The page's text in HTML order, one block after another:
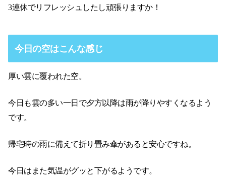
3連休でリフレッシュしたし頑張りますか！
今日の空はこんな感じ
厚い雲に覆われた空。
今日も雲の多い一日で夕方以降は雨が降りやすくなるよう
です。
帰宅時の雨に備えて折り畳み傘があると安心ですね。
今日はまた気温がグッと下がるようです。